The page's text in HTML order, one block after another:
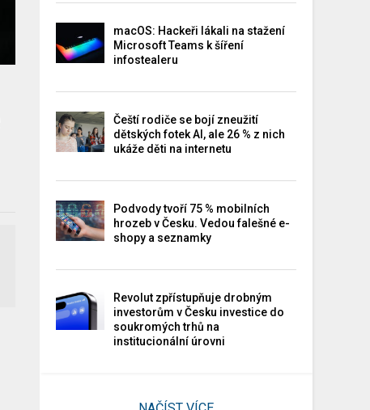
macOS: Hackeři lákali na stažení
Microsoft Teams k šíření
infostealeru
Čeští rodiče se bojí zneužití
dětských fotek AI, ale 26 % z nich
ukáže děti na internetu
Podvody tvoří 75 % mobilních
hrozeb v Česku. Vedou falešné e-
shopy a seznamky
Revolut zpřístupňuje drobným
investorům v Česku investice do
soukromých trhů na
institucionální úrovni